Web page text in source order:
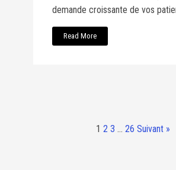
demande croissante de vos
Read More
1 2 3 … 26 Suivant »